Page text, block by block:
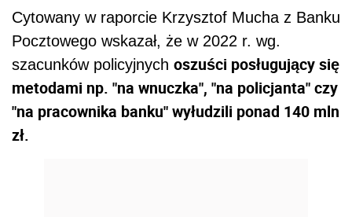
Cytowany w raporcie Krzysztof Mucha z Banku
Pocztowego wskazał, że w 2022 r. wg.
szacunków policyjnych oszuści posługujący się
metodami np. "na wnuczka", "na policjanta" czy
"na pracownika banku" wyłudzili ponad 140 mln
zł.